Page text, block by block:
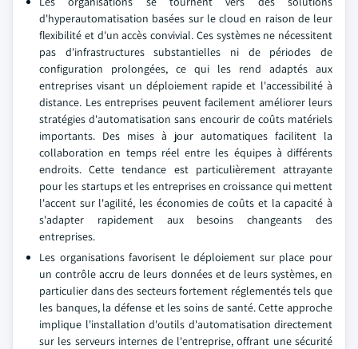
d'hyperautomatisation basées sur le cloud en raison de leur
flexibilité et d'un accès convivial. Ces systèmes ne nécessitent
pas d'infrastructures substantielles ni de périodes de
configuration prolongées, ce qui les rend adaptés aux
entreprises visant un déploiement rapide et l'accessibilité à
distance. Les entreprises peuvent facilement améliorer leurs
stratégies d'automatisation sans encourir de coûts matériels
importants. Des mises à jour automatiques facilitent la
collaboration en temps réel entre les équipes à différents
endroits. Cette tendance est particulièrement attrayante
pour les startups et les entreprises en croissance qui mettent
l'accent sur l'agilité, les économies de coûts et la capacité à
s'adapter rapidement aux besoins changeants des
entreprises.
Les organisations favorisent le déploiement sur place pour
un contrôle accru de leurs données et de leurs systèmes, en
particulier dans des secteurs fortement réglementés tels que
les banques, la défense et les soins de santé. Cette approche
implique l'installation d'outils d'automatisation directement
sur les serveurs internes de l'entreprise, offrant une sécurité